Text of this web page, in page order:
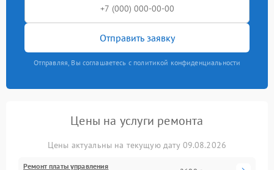
Отправить заявку
Отправляя, Вы соглашаетесь с политикой конфиденциальности
Цены на услуги ремонта
Цены актуальны на текущую дату 09.08.2026
Ремонт платы управления